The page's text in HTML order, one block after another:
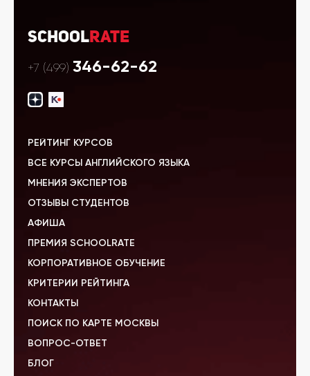
SchoolRate
+7 (499) 346-62-62
РЕЙТИНГ КУРСОВ
ВСЕ КУРСЫ АНГЛИЙСКОГО ЯЗЫКА
МНЕНИЯ ЭКСПЕРТОВ
ОТЗЫВЫ СТУДЕНТОВ
АФИША
ПРЕМИЯ SCHOOLRATE
КОРПОРАТИВНОЕ ОБУЧЕНИЕ
КРИТЕРИИ РЕЙТИНГА
КОНТАКТЫ
ПОИСК ПО КАРТЕ МОСКВЫ
ВОПРОС-ОТВЕТ
БЛОГ